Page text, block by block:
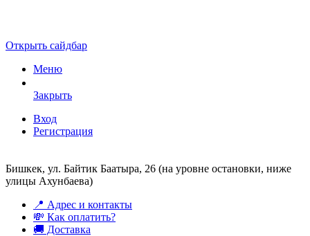
Открыть сайдбар
Меню
Закрыть
Вход
Регистрация
Бишкек, ул. Байтик Баатыра, 26 (на уровне остановки, ниже
улицы Ахунбаева)
📍 Адрес и контакты
💸 Как оплатить?
🚚 Доставка